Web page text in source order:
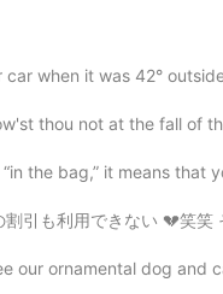
when it was 42°
thou not at the fall of
the bag,” it means that
のかわりに、3年間の就労ビザをもらった
our ornamental dog and